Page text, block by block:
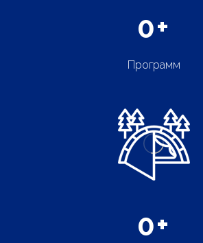
0+
Программ
0+